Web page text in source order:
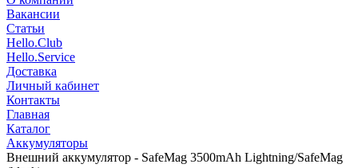
Вакансии
Статьи
Hello.Club
Hello.Service
Доставка
Личный кабинет
Контакты
Главная
Каталог
Аккумуляторы
Внешний аккумулятор - SafeMag 3500mAh Lightning/SafeMag